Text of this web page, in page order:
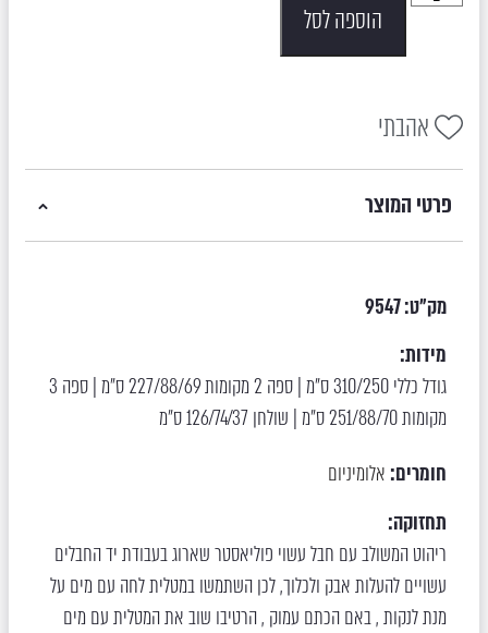
הוספה לסל
אהבתי
פרטי המוצר
מק"ט:9547
מידות:
גודל כללי 310/250 ס"מ | ספה 2 מקומות 227/88/69 ס"מ | ספה 3
מקומות 251/88/70 ס"מ | שולחן 126/74/37 ס"מ
חומרים: אלומיניום
תחזוקה:
ריהוט המשולב עם חבל עשוי פוליאסטר שארוג בעבודת יד החבלים
עשויים להעלות אבק ולכלוך, לכן השתמשו במטלית לחה עם מים על
מנת לנקות , באם הכתם עמוק , הרטיבו שוב את המטלית עם מים